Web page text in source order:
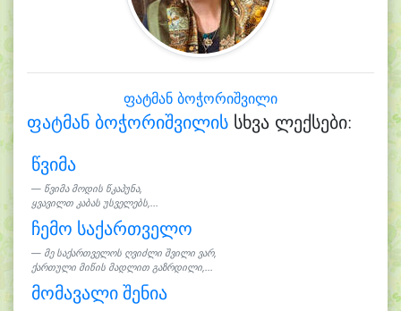
ფატმან ბოჭორიშვილი
ფატმან ბოჭორიშვილის სხვა ლექსები:
წვიმა
წვიმა მოდის წკაპუნა,
ყვავილთ კაბას უსველებს,...
ჩემო საქართველო
მე საქართველოს ღვიძლი შვილი ვარ,
ქართული მიწის მადლით გაზრდილი,...
მომავალი შენია